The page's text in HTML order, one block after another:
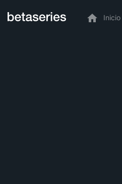
Inicio